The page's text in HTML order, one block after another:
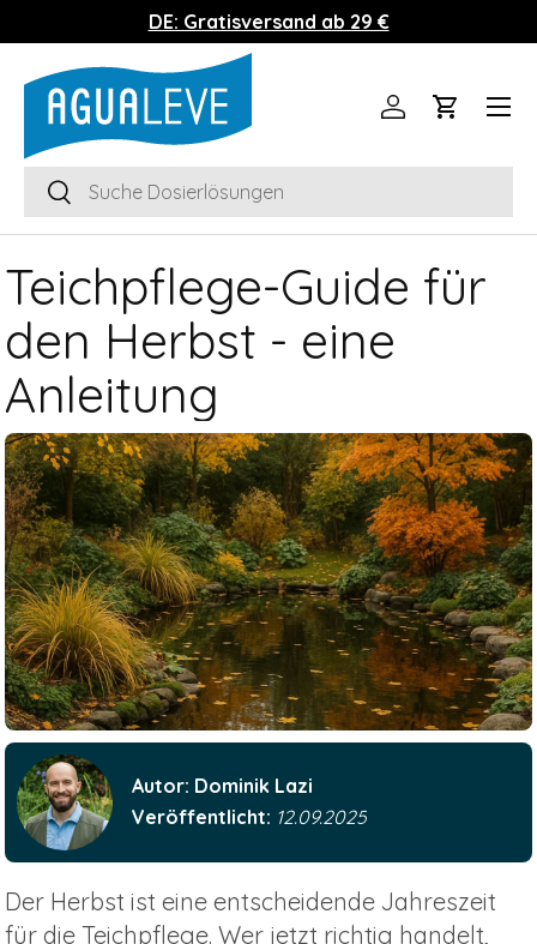
Direkt zum Inhalt
DE: Gratisversand ab 29 €
Suchen
Suchen
Einloggen
Menü
Teichpflege-Guide für
den Herbst - eine
Anleitung
Autor: Dominik Lazi
Veröffentlicht: 12.09.2025
Der Herbst ist eine entscheidende Jahreszeit
für die Teichpflege. Wer jetzt richtig handelt,